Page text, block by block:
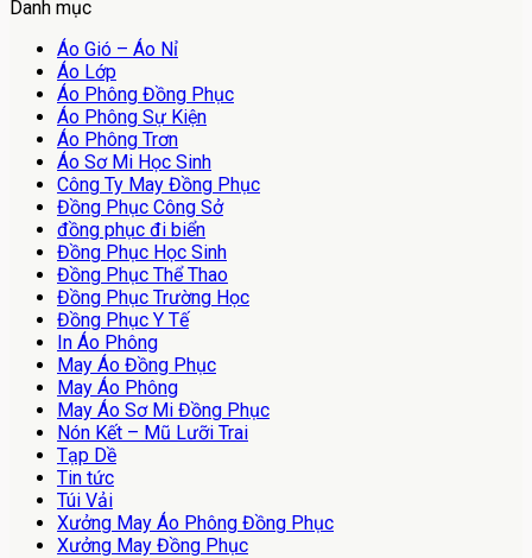
Danh mục
Áo Gió – Áo Nỉ
Áo Lớp
Áo Phông Đồng Phục
Áo Phông Sự Kiện
Áo Phông Trơn
Áo Sơ Mi Học Sinh
Công Ty May Đồng Phục
Đồng Phục Công Sở
đồng phục đi biển
Đồng Phục Học Sinh
Đồng Phục Thể Thao
Đồng Phục Trường Học
Đồng Phục Y Tế
In Áo Phông
May Áo Đồng Phục
May Áo Phông
May Áo Sơ Mi Đồng Phục
Nón Kết – Mũ Lưỡi Trai
Tạp Dề
Tin tức
Túi Vải
Xưởng May Áo Phông Đồng Phục
Xưởng May Đồng Phục